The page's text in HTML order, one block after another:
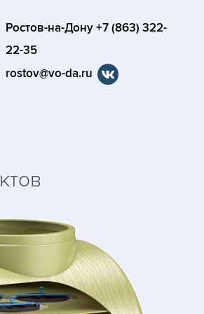
Ростов-на-Дону +7 (863) 322-
22-35
rostov@vo-da.ru